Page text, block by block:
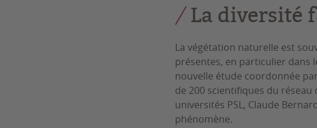
La diversité
La végétation naturelle est
présentes, en particulier dans
nouvelle étude coordonnée
de 200 scientifiques du réseau
universités PSL, Claude
phénomène.